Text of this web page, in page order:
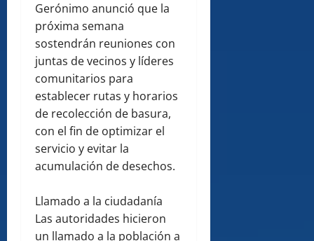
Gerónimo anunció que la
próxima semana
sostendrán reuniones con
juntas de vecinos y líderes
comunitarios para
establecer rutas y horarios
de recolección de basura,
con el fin de optimizar el
servicio y evitar la
acumulación de desechos.
Llamado a la ciudadanía
Las autoridades hicieron
un llamado a la población a